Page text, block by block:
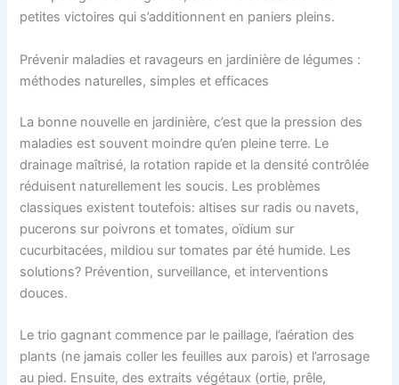
petites victoires qui s’additionnent en paniers pleins.
Prévenir maladies et ravageurs en jardinière de légumes :
méthodes naturelles, simples et efficaces
La bonne nouvelle en jardinière, c’est que la pression des
maladies est souvent moindre qu’en pleine terre. Le
drainage maîtrisé, la rotation rapide et la densité contrôlée
réduisent naturellement les soucis. Les problèmes
classiques existent toutefois: altises sur radis ou navets,
pucerons sur poivrons et tomates, oïdium sur
cucurbitacées, mildiou sur tomates par été humide. Les
solutions? Prévention, surveillance, et interventions
douces.
Le trio gagnant commence par le paillage, l’aération des
plants (ne jamais coller les feuilles aux parois) et l’arrosage
au pied. Ensuite, des extraits végétaux (ortie, prêle,